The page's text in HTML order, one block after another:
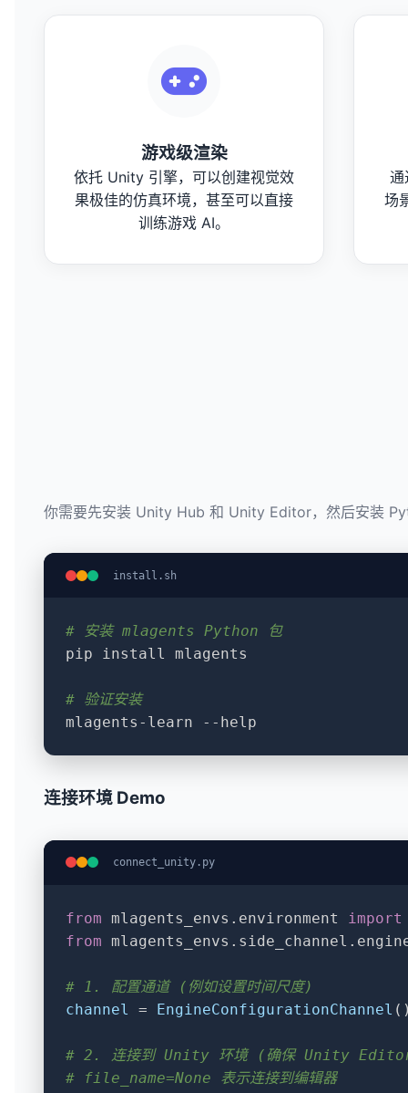
游戏级渲染
依托 Unity 引擎，可以创建视觉效
果极佳的仿真环境，甚至可以直接
训练游戏 AI。
场
你需要先安装 Unity Hub 和 Unity Editor，然后安装
install.sh
# 安装 mlagents Python 包
pip install mlagents
# 验证安装
mlagents-learn --help
连接环境 Demo
connect_unity.py
from mlagents_envs.environment
import
from
# 1. 配置通道 (例如设置时间尺度)
channel
= EngineConfigurationChannel
# 2. 连接到 Unity 环境 (确保 Unity Editor
# file_name=None 表示连接到编辑器